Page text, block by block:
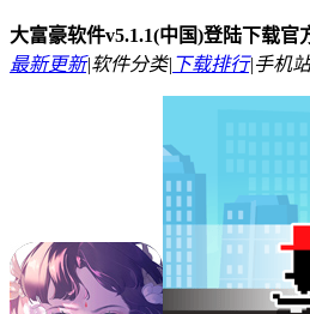
大富豪软件v5.1.1(中国)登陆下载官
最新更新|软件分类| 下载排行|手机站